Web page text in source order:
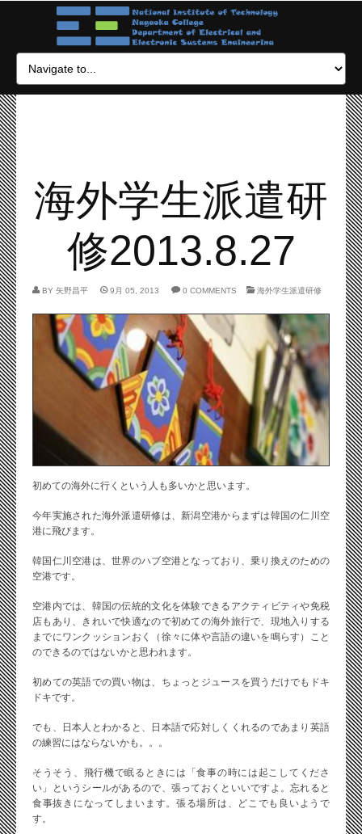
海外学生派遣研
修2013.8.27
BY 矢野昌平 9月 05, 2013 0 COMMENTS 海外学生派遣研修
初めての海外に行くという人も多いかと思います。
今年実施された海外派遣研修は、新潟空港からまずは韓国の仁川空
港に飛びます。
韓国仁川空港は、世界のハブ空港となっており、乗り換えのための
空港です。
空港内では、韓国の伝統的文化を体験できるアクティビティや免税
店もあり、きれいで快適なので初めての海外旅行で、現地入りする
までにワンクッションおく（徐々に体や言語の違いを鳴らす）こと
のできるのではないかと思われます。
初めての英語での買い物は、ちょっとジュースを買うだけでもドキ
ドキです。
でも、日本人とわかると、日本語で応対しくくれるのであまり英語
の練習にはならないかも。。。
そうそう、飛行機で眠るときには「食事の時には起こしてくださ
い」というシールがあるので、張っておくといいですよ。忘れると
食事抜きになってしまいます。張る場所は、どこでも良いようで
す。